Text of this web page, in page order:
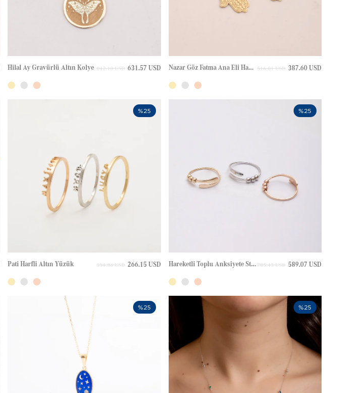
Hilal Ay Gravürlü Altın Kolye 631.57 USD
842.10 USD Nazar Göz Fatma Ana Eli Hamsa Gravürlü Altın Kolye 387.60 USD
516.81 USD
Pati Harfli Altın Yüzük 266.15 USD
354.86 USD
%25
Hareketli Toplu Anksiyete Stres Bypass Altın Yüzük 589.07 USD
785.43 USD
%25
%25 %25